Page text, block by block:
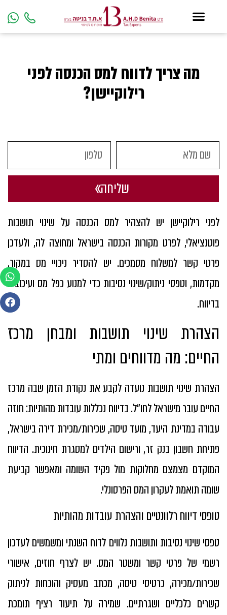
מה צריך לדווח למס הכנסה לפני
רילוקיישן?
שליחה
לפני רילוקיישן יש להצהיר למס הכנסה על שינוי תושבות
פוטנציאלי, לפרט מקורות הכנסה בישראל ומחוצה לה, ולעדכן
פרטי קשר למשלוח מסמכים. יש להסדיר ניכויי מס במקור,
מקדמות, וטפסי ניתוק/שינוי נסיבות כדי למנוע כפל מס ועיכובים
בדיווח.
הצהרת שינוי תושבות ומבחן מרכז
החיים: מה מדווחים ומתי
הצהרת שינוי תושבות נועדה לקבע את נקודת הזמן שבה מרכז
החיים עובר מישראל לחו״ל. בדיווח נכללות עובדות מהותיות: חוזה
עבודה במדינת היעד, מועד טיסה, שכירות/מכירת דירה בישראל,
פתיחת חשבון בנק זר, ורישום הילדים למסגרת חינוכית. הדיווח
המוקדם מצמצם מחלוקות מול פקיד השומה ומאפשר קביעת
שומה תואמת לעקרון המס הפרסונלי.
טופסי דיווח רלוונטיים והצהרת עובדות מהותיות
טפסי שינוי נסיבות ותושבות נלווים לדוח השנתי ומשמשים לעדכון
רשמי של פרטי קשר ומשטר המס. יש לצרף חוזים, אישורי
שכירות/מכירה, כרטיסי טיסה, מכתב מעסיק והוכחות לניתוק
קשרים כלכליים ושגרתיים. שמירה על תיעוד רציף תומכת